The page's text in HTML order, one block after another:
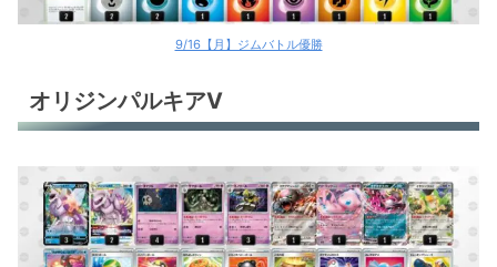
9/16【月】ジムバトル優勝
オリジンパルキアV